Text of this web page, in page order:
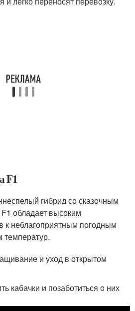
F1
гибрид со сказочным
обладает высоким
к неблагоприятным погодным
и уход в открытом
кабачки и позаботиться о них